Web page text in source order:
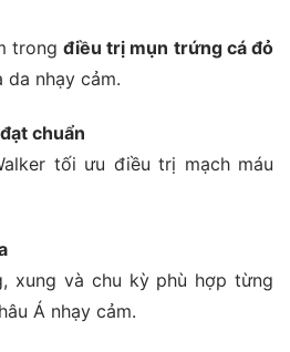
trong điều trị mụn trứng cá đỏ
da nhạy cảm.
chuẩn
tối ưu điều trị mạch máu
xung và chu kỳ phù hợp từng
Á nhạy cảm.